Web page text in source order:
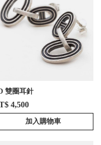
雙圈耳針
4,500
加入購物車